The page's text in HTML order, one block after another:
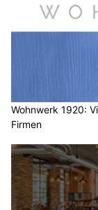
Wohnwerk 1920:
Firmen